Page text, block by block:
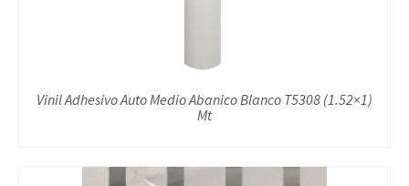
Vinil Adhesivo Auto Medio Abanico Blanco T5308 (1.52×1)
Mt